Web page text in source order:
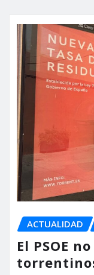
ACTUALIDAD
El PSOE